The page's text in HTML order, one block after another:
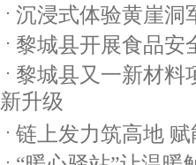
沉浸式体验黄崖洞
黎城县开展食品安
黎城县又一新材
新升级
链上发力筑高地